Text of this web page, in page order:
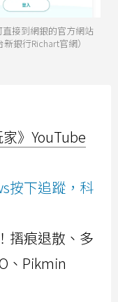
接到網銀的官方網站
銀行Richart官網）
》YouTube
按下追蹤，科
摺痕退散、多
、Pikmin